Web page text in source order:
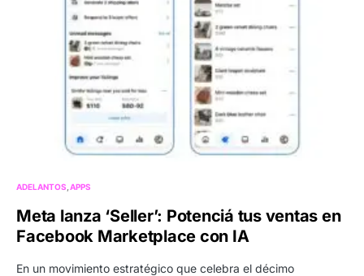
ADELANTOS APPS
Meta lanza ‘Seller’: Potenciá tus ventas en
Facebook Marketplace con IA
En un movimiento estratégico que celebra el décimo